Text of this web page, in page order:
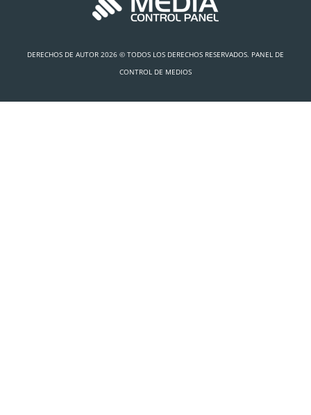
DERECHOS DE AUTOR 2026 © TODOS LOS DERECHOS RESERVADOS. PANEL DE
CONTROL DE MEDIOS